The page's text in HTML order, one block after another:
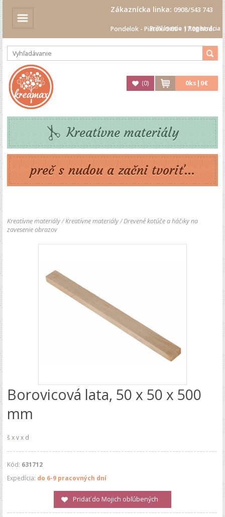
Zákaznícka linka: 0908/543 743
Pondelok - Piatok: 9.00 - 17.00 hod.
Prihlásenie|Registrácia
(0) 0ks| 0€
Kreatívne materiály
preč s nudou a začni tvoriť...
Kreatívne materiály/Kreatívne materiály/Drevené kotúče a háčiky na
zavesenie obrazov
Borovicová lata, 50 x 50 x 500
mm
š x v x d
Kód: 631712
Expedícia: do 6-9 pracovných dní
Pridať do Mojich obľúbených